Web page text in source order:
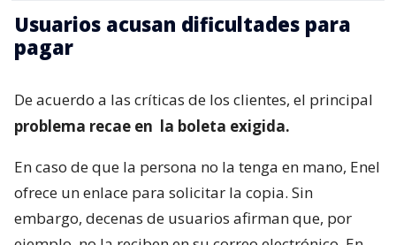
Usuarios acusan dificultades para
pagar
De acuerdo a las críticas de los clientes, el principal
problema recae en la boleta exigida.
En caso de que la persona no la tenga en mano, Enel
ofrece un enlace para solicitar la copia. Sin
embargo, decenas de usuarios afirman que, por